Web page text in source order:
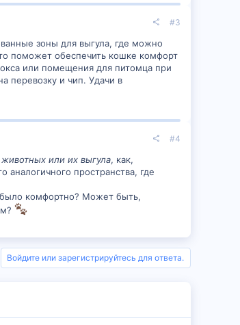
#3
зоны для выгула, где можно
поможет обеспечить кошке комфорт
или помещения для питомца при
перевозку и чип. Удачи в
#4
или их выгула, как,
аналогичного пространства, где
было комфортно? Может быть,
Войдите или зарегистрируйтесь для ответа.